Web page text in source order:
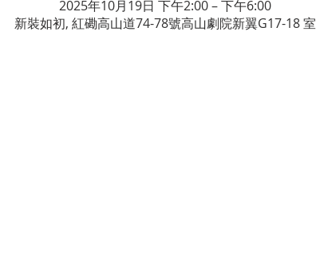
2025年10月19日 下午2:00 – 下午6:00
新裝如初, 紅磡高山道74-78號高山劇院新翼G17-18 室